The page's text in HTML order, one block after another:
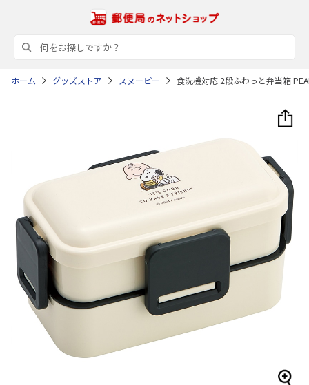
ホーム グッズストア スヌーピー 食洗機対応 2段ふわっと弁当箱